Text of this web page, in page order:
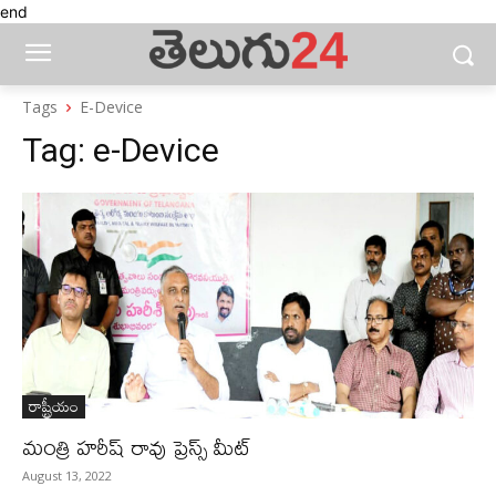
end
Tags E-Device
Tag: e-Device
రాష్ట్రీయం
మంత్రి హరీష్ రావు ప్రెస్స్ మీట్
August 13, 2022